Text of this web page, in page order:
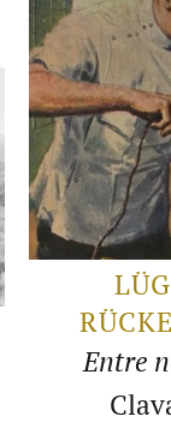
Entre